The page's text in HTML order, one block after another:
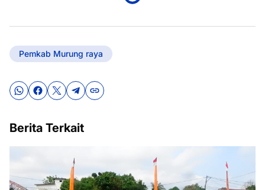
Pemkab Murung raya
Berita Terkait